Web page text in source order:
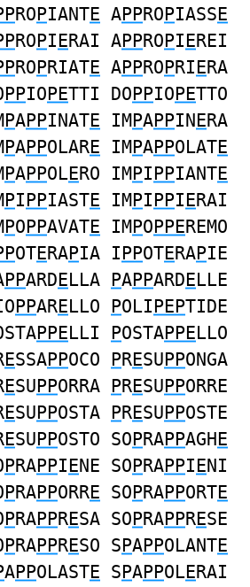
ROPIANTE APPROPIASSE
ROPIERAI APPROPIEREI
ROPRIATE APPROPRIERA
PPIOPETTI DOPPIOPETTO
PAPPINATE IMPAPPINERA
PAPPOLARE IMPAPPOLATE
PAPPOLERO IMPIPPIANTE
PIPPIASTE IMPIPPIERAI
POPPAVATE IMPOPPEREMO
OTERAPIA IPPOTERAPIE
PPARDELLA PAPPARDELLE
PPARELLO POLIPEPTIDE
PPELLI POSTAPPELLO
ESSAPPOCO PRESUPPONGA
ESUPPORRA PRESUPPORRE
ESUPPOSTA PRESUPPOSTE
ESUPPOSTO SOPRAPPAGHE
PRAPPIENE SOPRAPPIENI
PRAPPORRE SOPRAPPORTE
PRAPPRESA SOPRAPPRESE
PRAPPRESO SPAPPOLANTE
APPOLASTE SPAPPOLERAI